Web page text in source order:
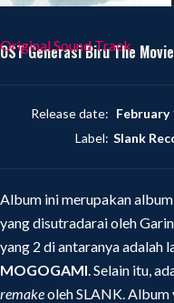
OST Generasi Biru The Movie
Original Sound Track
Release date: February
Label: Slank
Album ini merupakan album
yang disutradarai oleh
yang 2 di antaranya adalah
MOGOGAMI. Selain itu,
remakeoleh SLANK.